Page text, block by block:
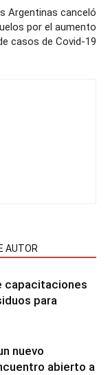
Argentinas canceló
por el aumento
casos de Covid-19
AUTOR
capacitaciones
para
nuevo
abierto a